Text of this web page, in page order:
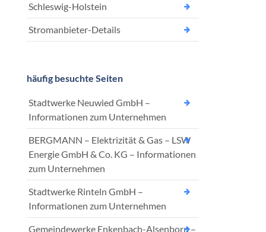
Schleswig-Holstein
Stromanbieter-Details
häufig besuchte Seiten
Stadtwerke Neuwied GmbH –
Informationen zum Unternehmen
BERGMANN – Elektrizität & Gas – LSW
Energie GmbH & Co. KG – Informationen
zum Unternehmen
Stadtwerke Rinteln GmbH –
Informationen zum Unternehmen
Gemeindewerke Enkenbach-Alsenborn –